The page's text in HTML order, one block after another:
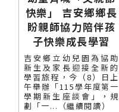
快樂」 吉安鄉鄉長
盼親師協力陪伴孩
子快樂成長學習
吉安鄉立幼兒園為協助
新生及家長迎接全新的
學習旅程，今（8）日上
午舉辦「115學年度第一
學期新生座談會」，規
劃「一...（繼續閱讀）